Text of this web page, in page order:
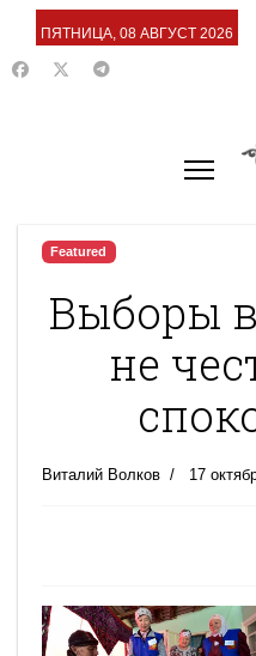
ПЯТНИЦА, 08 АВГУСТ 2026
Featured
Выборы
не
Виталий Волков 17